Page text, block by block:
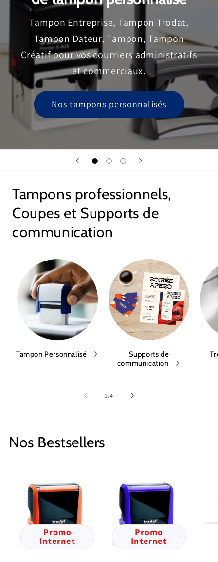
Tampon Entreprise, Tampon Trodat,
Tampon Dateur, Tampon, Tampon
Créatif pour vos courriers administratifs
et commerciaux.
Nos tampons personnalisés
Tampons professionnels,
Coupes et Supports de
communication
Tampon Personnalisé
Supports de
communication
1/de
4
Nos Bestsellers
Promo
Internet
Promo
Internet